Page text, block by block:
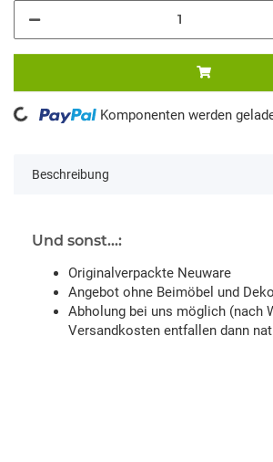
Loading... Komponenten werden
Beschreibung
Und sonst...:
Originalverpackte Neuware
Angebot ohne Beimöbel und
Abholung bei uns möglich (nach
Versandkosten entfallen dann